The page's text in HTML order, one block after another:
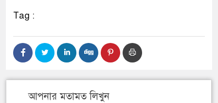
Tag :
আপনার মতামত লিখুন